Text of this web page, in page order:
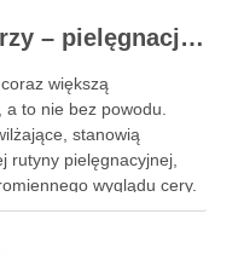
Naturalne oleje do twarzy – pielęgnacja i ich właściwości
większą
to nie bez powodu.
stanowią
rutyny pielęgnacyjnej,
wyglądu cery.
a odpowiednio dobrane